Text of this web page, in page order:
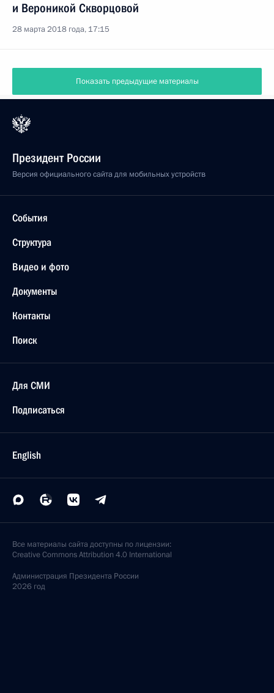
и Вероникой Скворцовой
28 марта 2018 года, 17:15
Показать предыдущие материалы
Президент России
Версия официального сайта для мобильных устройств
События
Структура
Видео и фото
Документы
Контакты
Поиск
Для СМИ
Подписаться
English
Все материалы сайта доступны по лицензии:
Creative Commons Attribution 4.0 International
Администрация Президента России
2026 год